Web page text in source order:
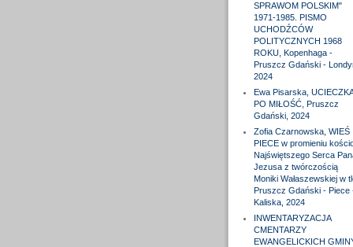
SPRAWOM POLSKIM"
1971-1985. PISMO
UCHODŹCÓW
POLITYCZNYCH 1968
ROKU, Kopenhaga -
Pruszcz Gdański -
2024
Ewa Pisarska, UCIECZKA
PO MIŁOŚĆ, Pruszcz
Gdański, 2024
Zofia Czarnowska, WIEŚ
PIECE w promieniu
Najświętszego Serca
Jezusa z twórczością
Moniki Wałaszewskiej w
Pruszcz Gdański - Piece
Kaliska, 2024
INWENTARYZACJA
CMENTARZY
EWANGELICKICH